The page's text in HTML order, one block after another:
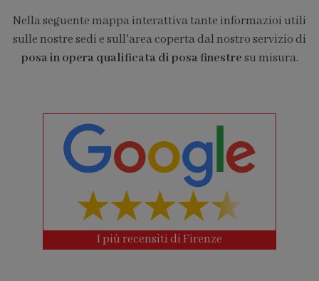
Nella seguente mappa interattiva tante informazioi utili
sulle nostre sedi e sull'area coperta dal nostro servizio di
posa in opera qualificata di posa finestresu misura.
I più recensiti di Firenze